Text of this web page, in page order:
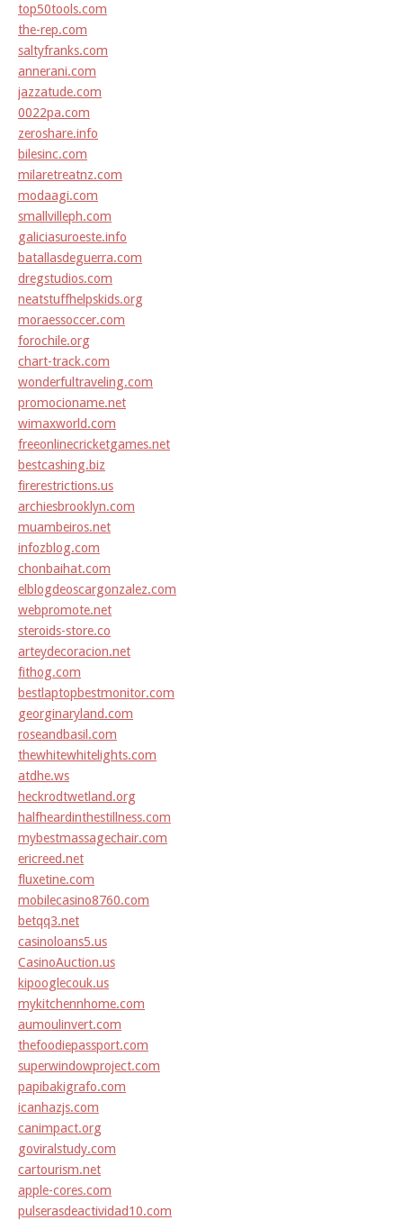
top50tools.com
the-rep.com
saltyfranks.com
annerani.com
jazzatude.com
0022pa.com
zeroshare.info
bilesinc.com
milaretreatnz.com
modaagi.com
smallvilleph.com
galiciasuroeste.info
batallasdeguerra.com
dregstudios.com
neatstuffhelpskids.org
moraessoccer.com
forochile.org
chart-track.com
wonderfultraveling.com
promocioname.net
wimaxworld.com
freeonlinecricketgames.net
bestcashing.biz
firerestrictions.us
archiesbrooklyn.com
muambeiros.net
infozblog.com
chonbaihat.com
elblogdeoscargonzalez.com
webpromote.net
steroids-store.co
arteydecoracion.net
fithog.com
bestlaptopbestmonitor.com
georginaryland.com
roseandbasil.com
thewhitewhitelights.com
atdhe.ws
heckrodtwetland.org
halfheardinthestillness.com
mybestmassagechair.com
ericreed.net
fluxetine.com
mobilecasino8760.com
betqq3.net
casinoloans5.us
CasinoAuction.us
kipooglecouk.us
mykitchennhome.com
aumoulinvert.com
thefoodiepassport.com
superwindowproject.com
papibakigrafo.com
icanhazjs.com
canimpact.org
goviralstudy.com
cartourism.net
apple-cores.com
pulserasdeactividad10.com